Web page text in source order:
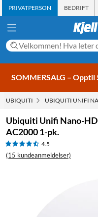
PRIVATPERSON BEDRIFT
SOMMERSALG – Opptil
UBIQUITI UBIQUITI UNIFI
Ubiquiti Unifi Nano-
AC2000 1-pk.
4.5
(15 kundeanmeldelser)